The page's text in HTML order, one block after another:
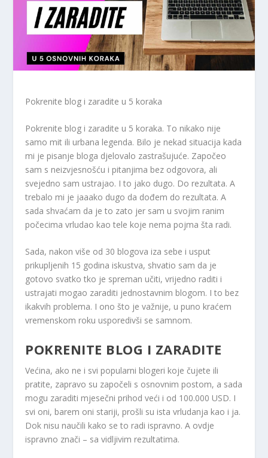
Pokrenite blog i zaradite u 5 koraka
Pokrenite blog i zaradite u 5 koraka. To nikako nije
samo mit ili urbana legenda. Bilo je nekad situacija kada
mi je pisanje bloga djelovalo zastrašujuće. Započeo
sam s neizvjesnošću i pitanjima bez odgovora, ali
svejedno sam ustrajao. I to jako dugo. Do rezultata. A
trebalo mi je jaaako dugo da dođem do rezultata. A
sada shvaćam da je to zato jer sam u svojim ranim
počecima vrludao kao tele koje nema pojma šta radi.
Sada, nakon više od 30 blogova iza sebe i usput
prikupljenih 15 godina iskustva, shvatio sam da je
gotovo svatko tko je spreman učiti, vrijedno raditi i
ustrajati mogao zaraditi jednostavnim blogom. I to bez
ikakvih problema. I ono što je važnije, u puno kraćem
vremenskom roku usporedivši se samnom.
POKRENITE BLOG I ZARADITE
Većina, ako ne i svi popularni blogeri koje čujete ili
pratite, zapravo su započeli s osnovnim postom, a sada
mogu zaraditi mjesečni prihod veći i od 100.000 USD. I
svi oni, barem oni stariji, prošli su ista vrludanja kao i ja.
Dok nisu naučili kako se to radi ispravno. A ovdje
ispravno znači – sa vidljivim rezultatima.